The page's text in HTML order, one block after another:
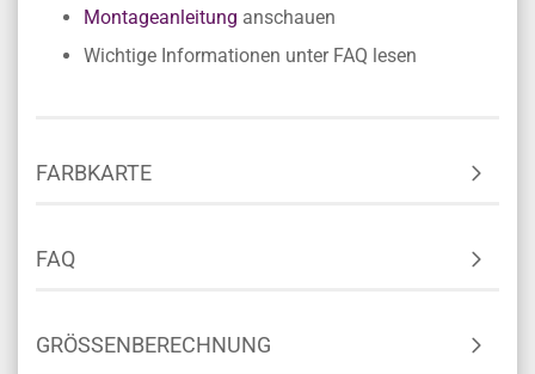
Montageanleitung anschauen
Wichtige Informationen unter FAQ lesen
FARBKARTE
FAQ
GRÖSSENBERECHNUNG